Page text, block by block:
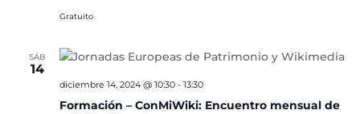
Gratuito
SÁB
14
Formación – ConMiWiki: Encuentro mensual de
diciembre 14, 2024 @ 10:30- 13:30